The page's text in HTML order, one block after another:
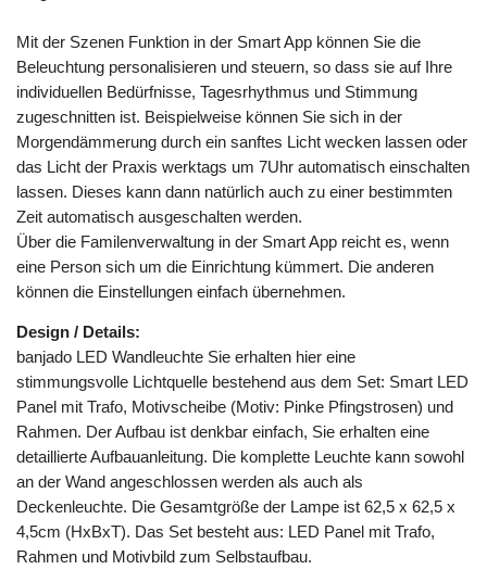
Mit der Szenen Funktion in der Smart App können Sie die
Beleuchtung personalisieren und steuern, so dass sie auf Ihre
individuellen Bedürfnisse, Tagesrhythmus und Stimmung
zugeschnitten ist. Beispielweise können Sie sich in der
Morgendämmerung durch ein sanftes Licht wecken lassen oder
das Licht der Praxis werktags um 7Uhr automatisch einschalten
lassen. Dieses kann dann natürlich auch zu einer bestimmten
Zeit automatisch ausgeschalten werden.
Über die Familenverwaltung in der Smart App reicht es, wenn
eine Person sich um die Einrichtung kümmert. Die anderen
können die Einstellungen einfach übernehmen.
Design / Details:
banjado LED Wandleuchte Sie erhalten hier eine
stimmungsvolle Lichtquelle bestehend aus dem Set: Smart LED
Panel mit Trafo, Motivscheibe (Motiv: Pinke Pfingstrosen) und
Rahmen. Der Aufbau ist denkbar einfach, Sie erhalten eine
detaillierte Aufbauanleitung. Die komplette Leuchte kann sowohl
an der Wand angeschlossen werden als auch als
Deckenleuchte. Die Gesamtgröße der Lampe ist 62,5 x 62,5 x
4,5cm (HxBxT). Das Set besteht aus: LED Panel mit Trafo,
Rahmen und Motivbild zum Selbstaufbau.